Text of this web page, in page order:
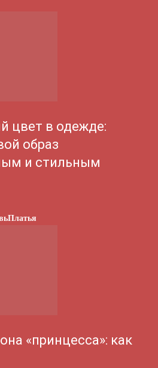
цвет в одежде:
образ
и стильным
Платья
«принцесса»: как